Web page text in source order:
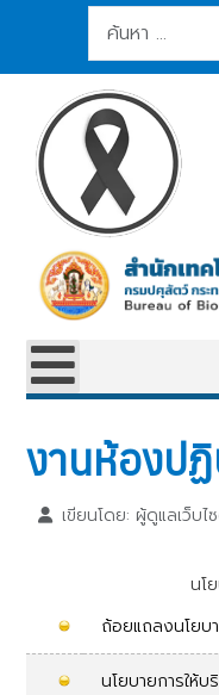
การค้นหา
งานห้องป
เขียนโดย: ผู้ดูแลเว็บไ
นโ
ถ้อยแถลงนโย
นโยบายการให้